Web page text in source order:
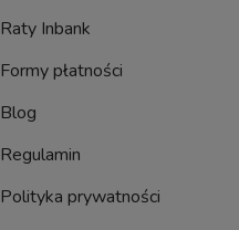
Raty Inbank
Formy płatności
Blog
Regulamin
Polityka prywatności